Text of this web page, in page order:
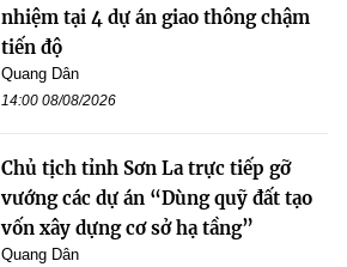
nhiệm tại 4 dự án giao thông chậm
tiến độ
Quang Dân
14:00 08/08/2026
Chủ tịch tỉnh Sơn La trực tiếp gỡ
vướng các dự án “Dùng quỹ đất tạo
vốn xây dựng cơ sở hạ tầng”
Quang Dân